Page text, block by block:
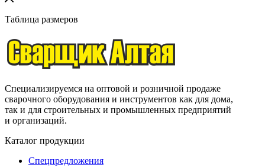
Таблица размеров
Специализируемся на оптовой и розничной продаже
сварочного оборудования и инструментов как для дома,
так и для строительных и промышленных предприятий
и организаций.
Каталог продукции
Спецпредложения